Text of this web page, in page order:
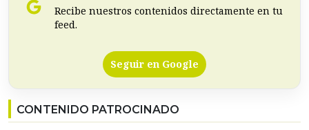
Recibe nuestros contenidos directamente en tu
feed.
Seguir en Google
CONTENIDO PATROCINADO